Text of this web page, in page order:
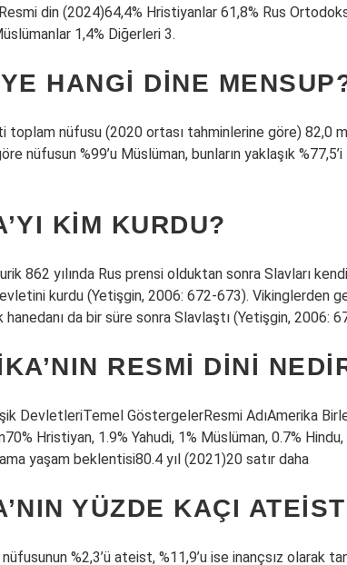
din (2024)64,4% Hristiyanlar 61,8% Rus
1,4% Diğerleri 3.
HANGI DINE
toplam nüfusu (2020 ortası tahminlerine göre) 82,0
nüfusun %99’u Müslüman, bunların yaklaşık
KIM KURDU?
862 yılında Rus prensi olduktan sonra Slavları
kurdu (Yetişgin, 2006: 672-673). Vikinglerden
da bir süre sonra Slavlaştı (Yetişgin, 2006:
RESMI DINI
DevletleriTemel GöstergelerResmi AdıAmerika
Hristiyan, 1.9% Yahudi, 1% Müslüman, 0.7%
yaşam beklentisi80.4 yıl (2021)20 satır daha
YÜZDE KAÇI
%2,3’ü ateist, %11,9’u ise inançsız olarak